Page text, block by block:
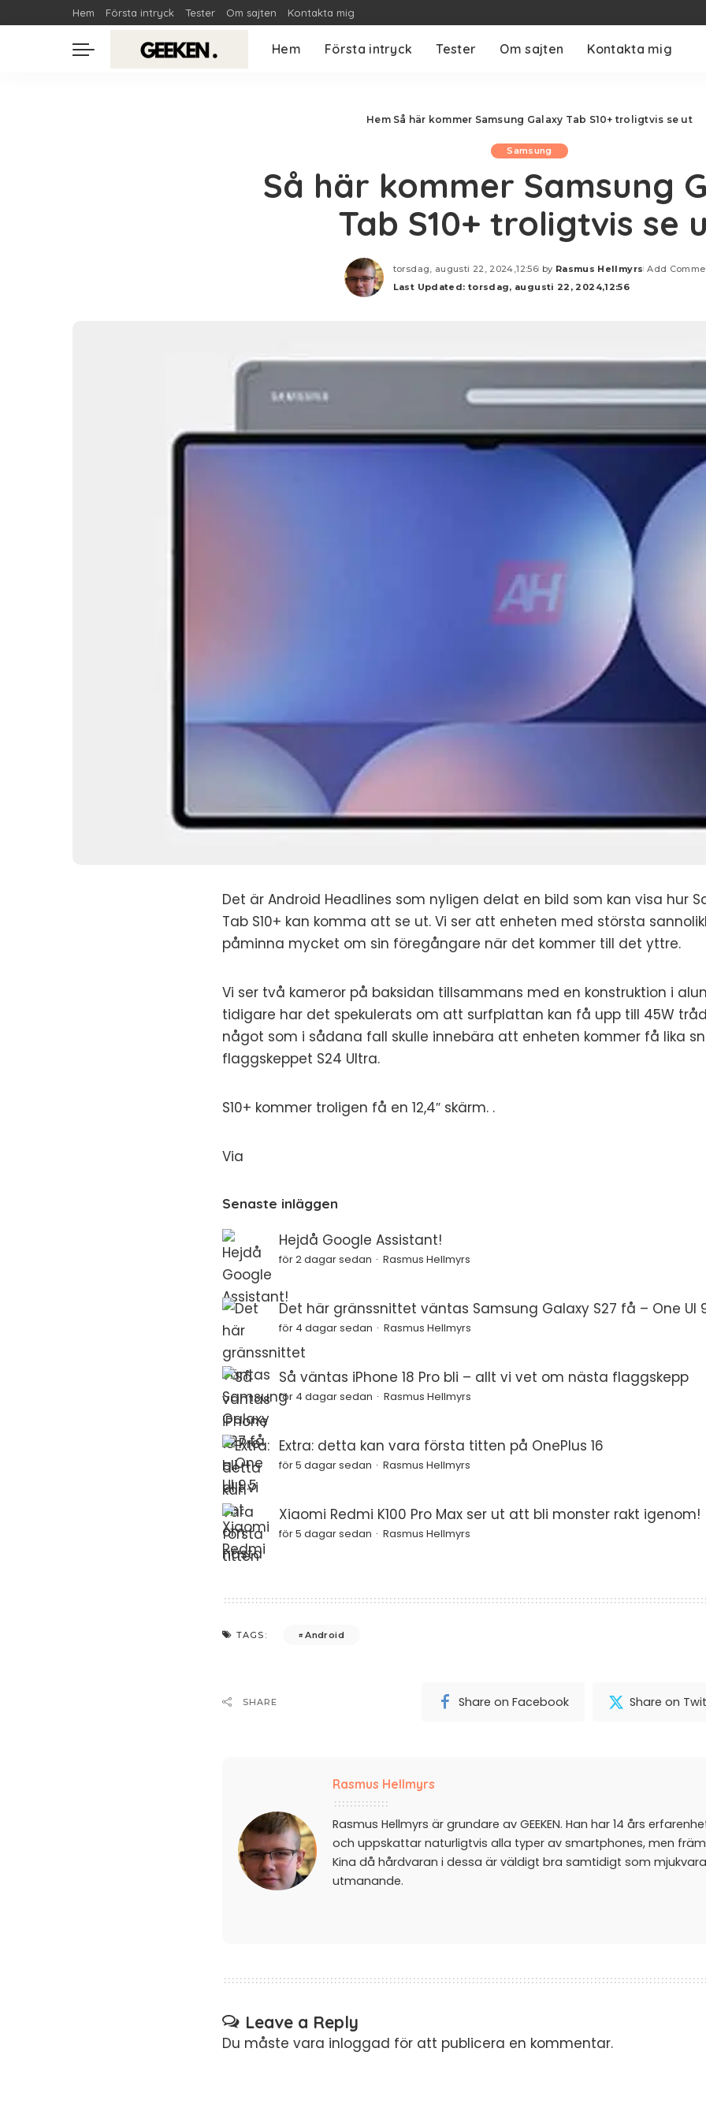
Hem Första intryck Tester Om sajten Kontakta mig
Hem Första intryck Tester Om sajten Kontakta mig
Hem Så här kommer Samsung Galaxy Tab S10+ troligtvis se ut
Samsung
Så här kommer Samsung
Tab S10+ troligtvis se
torsdag, augusti 22, 2024,12:56
Posted
by
by Rasmus Hellmyrs Add
Last Updated: torsdag, augusti 22, 2024,12:56
Det är Android Headlines som nyligen delat en bild som kan visa hur
Tab S10+ kan komma att se ut. Vi ser att enheten med största
påminna mycket om sin föregångare när det kommer till det yttre.
Vi ser två kameror på baksidan tillsammans med en konstruktion i
tidigare har det spekulerats om att surfplattan kan få upp till 45W
något som i sådana fall skulle innebära att enheten kommer få lika
flaggskeppet S24 Ultra.
S10+ kommer troligen få en 12,4″ skärm. .
Via
Senaste inläggen
Hejdå Google Assistant!
för 2 dagar sedan Rasmus Hellmyrs
Det här gränssnittet väntas Samsung Galaxy S27 få – One UI
för 4 dagar sedan Rasmus Hellmyrs
Så väntas iPhone 18 Pro bli – allt vi vet om nästa flaggskepp
för 4 dagar sedan Rasmus Hellmyrs
Extra: detta kan vara första titten på OnePlus 16
för 5 dagar sedan Rasmus Hellmyrs
Xiaomi Redmi K100 Pro Max ser ut att bli monster rakt igenom!
för 5 dagar sedan Rasmus Hellmyrs
TAGS: Android
SHARE Share on Facebook Share on
Rasmus Hellmyrs
Rasmus Hellmyrs är grundare av GEEKEN. Han har 14 års
och uppskattar naturligtvis alla typer av smartphones, men
Kina då hårdvaran i dessa är väldigt bra samtidigt som
utmanande.
Leave a Reply
Du måste vara inloggad för att publicera en kommentar.